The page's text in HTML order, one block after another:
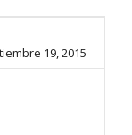
19, 2015